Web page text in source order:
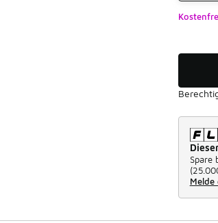
Spare
(
Melde